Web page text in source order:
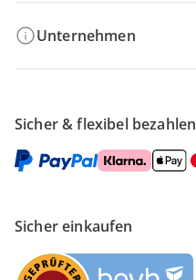
Unternehmen
Sicher & flexibel bezahlen
Sicher einkaufen